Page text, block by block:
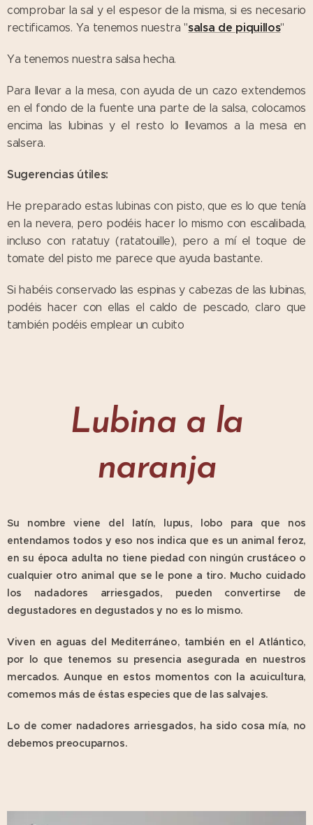
comprobar la sal y el espesor de la misma, si es necesario
rectificamos. Ya tenemos nuestra "salsa de piquillos"
Ya tenemos nuestra salsa hecha.
Para llevar a la mesa, con ayuda de un cazo extendemos
en el fondo de la fuente una parte de la salsa, colocamos
encima las lubinas y el resto lo llevamos a la mesa en
salsera.
Sugerencias útiles:
He preparado estas lubinas con pisto, que es lo que tenía
en la nevera, pero podéis hacer lo mismo con escalibada,
incluso con ratatuy (ratatouille), pero a mí el toque de
tomate del pisto me parece que ayuda bastante.
Si habéis conservado las espinas y cabezas de las lubinas,
podéis hacer con ellas el caldo de pescado, claro que
también podéis emplear un cubito
Lubina a la
naranja
Su nombre viene del latín, lupus, lobo para que nos
entendamos todos y eso nos indica que es un animal feroz,
en su época adulta no tiene piedad con ningún crustáceo o
cualquier otro animal que se le pone a tiro. Mucho cuidado
los nadadores arriesgados, pueden convertirse de
degustadores en degustados y no es lo mismo.
Viven en aguas del Mediterráneo, también en el Atlántico,
por lo que tenemos su presencia asegurada en nuestros
mercados. Aunque en estos momentos con la acuicultura,
comemos más de éstas especies que de las salvajes.
Lo de comer nadadores arriesgados, ha sido cosa mía, no
debemos preocuparnos.